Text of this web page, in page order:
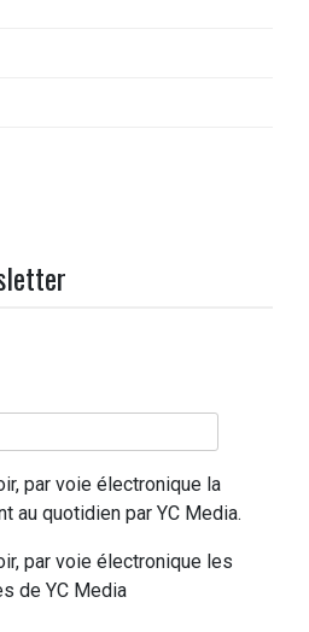
par voie électronique la
au quotidien par YC Media.
par voie électronique les
de YC Media